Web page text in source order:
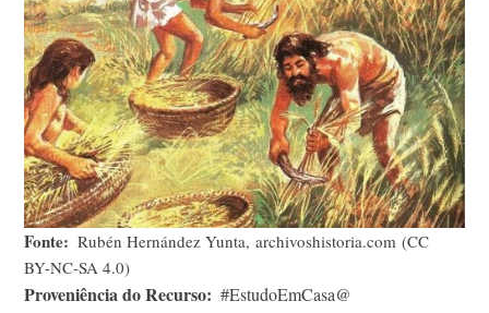
Fonte
Rubén Hernández Yunta, archivoshistoria.com (CC
BY-NC-SA 4.0)
Proveniência do Recurso #EstudoEmCasa@